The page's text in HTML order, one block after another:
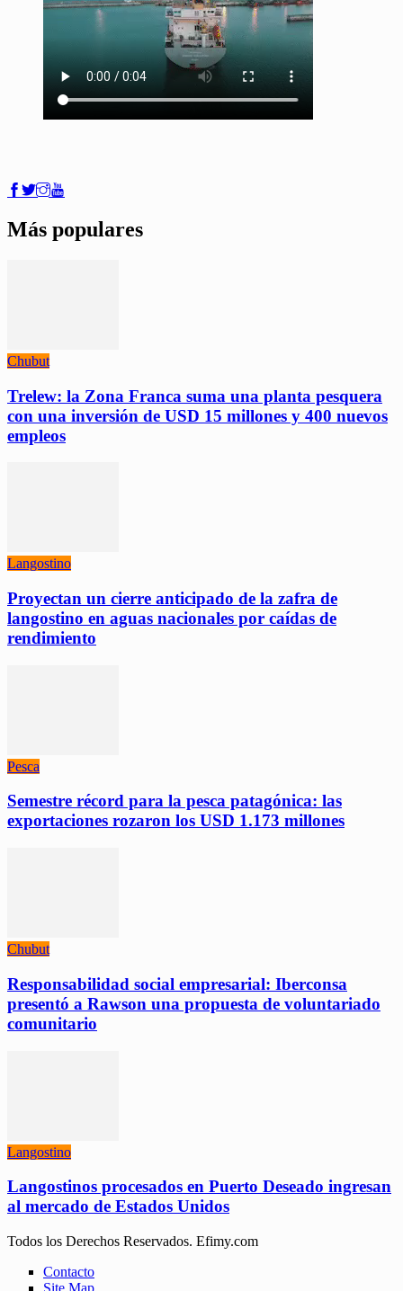
Más populares
Chubut
Trelew: la Zona Franca suma una planta pesquera
con una inversión de USD 15 millones y 400 nuevos
empleos
Langostino
Proyectan un cierre anticipado de la zafra de
langostino en aguas nacionales por caídas de
rendimiento
Pesca
Semestre récord para la pesca patagónica: las
exportaciones rozaron los USD 1.173 millones
Chubut
Responsabilidad social empresarial: Iberconsa
presentó a Rawson una propuesta de voluntariado
comunitario
Langostino
Langostinos procesados en Puerto Deseado ingresan
al mercado de Estados Unidos
Todos los Derechos Reservados. Efimy.com
Contacto
Site Map